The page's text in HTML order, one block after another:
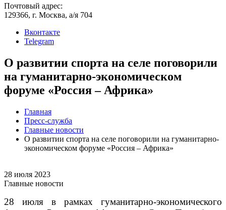
Почтовый адрес:
129366, г. Москва, а/я 704
Вконтакте
Telegram
О развитии спорта на селе поговорили
на гуманитарно-экономическом
форуме «Россия – Африка»
Главная
Пресс-служба
Главные новости
О развитии спорта на селе поговорили на гуманитарно-
экономическом форуме «Россия – Африка»
28 июля 2023
Главные новости
28 июля в рамках гуманитарно-экономического